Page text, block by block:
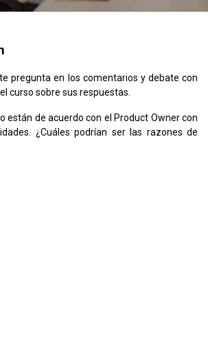
pregunta en los comentarios y debate con
curso sobre sus respuestas.
están de acuerdo con el Product Owner con
¿Cuáles podrían ser las razones de